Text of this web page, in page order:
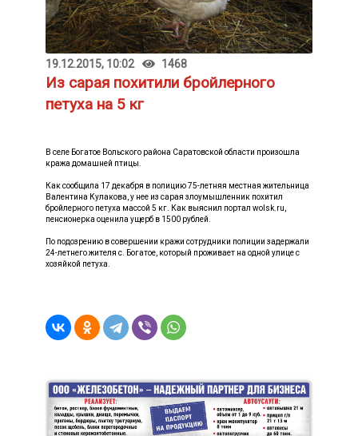
19.12.2015, 10:02 1468
Из сарая похитили бройлерного
петуха на 5 кг
В селе Богатое Вольского района Саратовской области произошла
кража домашней птицы.
Как сообщила 17 декабря в полицию 75-летняя местная жительница
Валентина Кулакова, у нее из сарая злоумышленник похитил
бройлерного петуха массой 5 кг. Как выяснил портал wolsk.ru,
пенсионерка оценила ущерб в 1500 рублей.
По подозрению в совершении кражи сотрудники полиции задержали
24-летнего жителя с. Богатое, который проживает на одной улице с
хозяйкой петуха.